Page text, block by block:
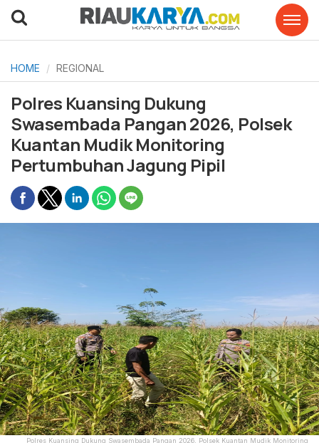
HOME REGIONAL
Polres Kuansing Dukung
Swasembada Pangan 2026, Polsek
Kuantan Mudik Monitoring
Pertumbuhan Jagung Pipil
Polres Kuansing Dukung Swasembada Pangan 2026, Polsek Kuantan Mudik Monitoring